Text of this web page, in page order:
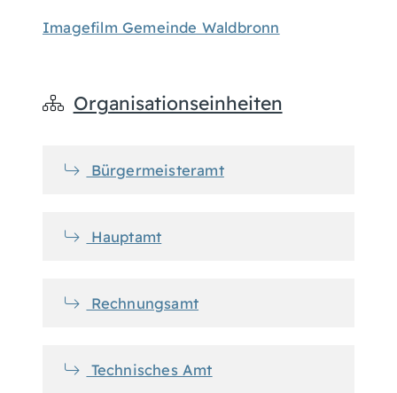
Imagefilm Gemeinde Waldbronn
Organisationseinheiten
Bürgermeisteramt
Hauptamt
Rechnungsamt
Technisches Amt